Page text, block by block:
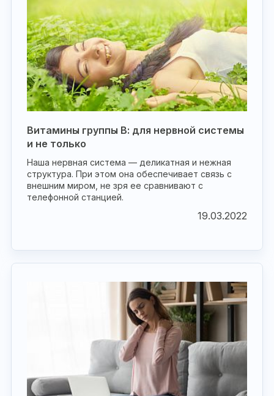
Витамины группы В: для нервной системы
и не только
Наша нервная система — деликатная и нежная
структура. При этом она обеспечивает связь с
внешним миром, не зря ее сравнивают с
телефонной станцией.
19.03.2022